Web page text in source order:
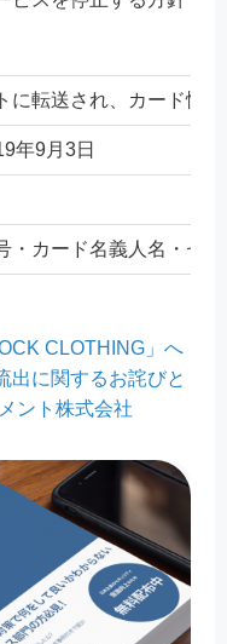
に転送され、カード情
年9月3日
・カード名義人名・セ
CLOTHING」へ
出に関するお詫びと
ント株式会社